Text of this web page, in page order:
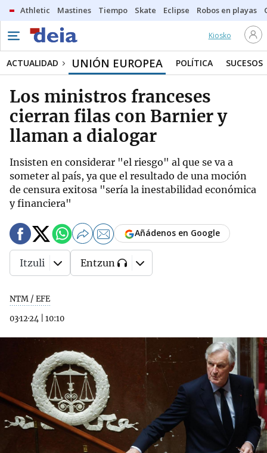
Athletic Mastines Tiempo Skate Eclipse Robos en playas
Kiosko
ACTUALIDAD UNIÓN EUROPEA POLÍTICA SUCESOS
Los ministros franceses
cierran filas con Barnier y
llaman a dialogar
Insisten en considerar "el riesgo" al que se va a
someter al país, ya que el resultado de una moción
de censura exitosa "sería la inestabilidad económica
y financiera"
NTM / EFE
03·12·24
10:10
Añádenos en Google
Itzuli Entzun